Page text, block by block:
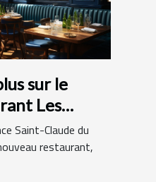
sur le
Les
Saint-Claude du
restaurant,